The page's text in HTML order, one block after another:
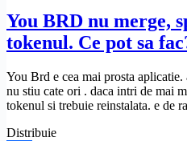
You BRD nu merge,
tokenul. Ce pot sa
You Brd e cea mai prosta aplicatie.
nu stiu cate ori . daca intri de mai
tokenul si trebuie reinstalata. e de
Distribuie